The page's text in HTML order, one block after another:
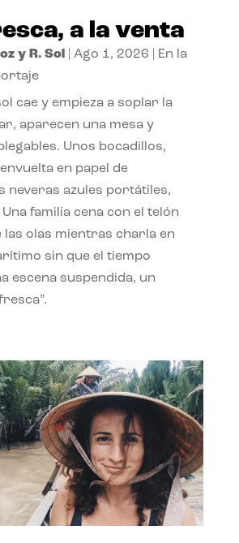
a la venta
y R. Sol| Ago 1, 2026
En la
cae y empieza a soplar la
aparecen una mesa y
Unos bocadillos,
en papel de
neveras azules portátiles,
familia cena con el telón
las olas mientras charla en
sin que el tiempo
escena suspendida, un